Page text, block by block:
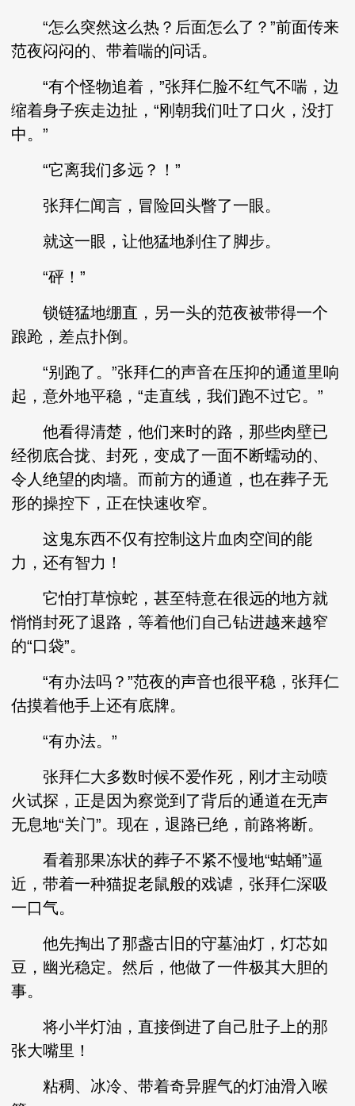
“怎么突然这么热？后面怎么了？”前面传来
范夜闷闷的、带着喘的问话。
“有个怪物追着，”张拜仁脸不红气不喘，边
缩着身子疾走边扯，“刚朝我们吐了口火，没打
中。”
“它离我们多远？！”
张拜仁闻言，冒险回头瞥了一眼。
就这一眼，让他猛地刹住了脚步。
“砰！”
锁链猛地绷直，另一头的范夜被带得一个
踉跄，差点扑倒。
“别跑了。”张拜仁的声音在压抑的通道里响
起，意外地平稳，“走直线，我们跑不过它。”
他看得清楚，他们来时的路，那些肉壁已
经彻底合拢、封死，变成了一面不断蠕动的、
令人绝望的肉墙。而前方的通道，也在葬子无
形的操控下，正在快速收窄。
这鬼东西不仅有控制这片血肉空间的能
力，还有智力！
它怕打草惊蛇，甚至特意在很远的地方就
悄悄封死了退路，等着他们自己钻进越来越窄
的“口袋”。
“有办法吗？”范夜的声音也很平稳，张拜仁
估摸着他手上还有底牌。
“有办法。”
张拜仁大多数时候不爱作死，刚才主动喷
火试探，正是因为察觉到了背后的通道在无声
无息地“关门”。现在，退路已绝，前路将断。
看着那果冻状的葬子不紧不慢地“蛄蛹”逼
近，带着一种猫捉老鼠般的戏谑，张拜仁深吸
一口气。
他先掏出了那盏古旧的守墓油灯，灯芯如
豆，幽光稳定。然后，他做了一件极其大胆的
事。
将小半灯油，直接倒进了自己肚子上的那
张大嘴里！
粘稠、冰冷、带着奇异腥气的灯油滑入喉